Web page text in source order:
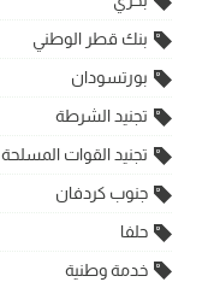
بنك قطر الوطني
بورتسودان
تجنيد الشرطة
تجنيد القوات المسلحة
جنوب كردفان
حلفا
خدمة وطنية